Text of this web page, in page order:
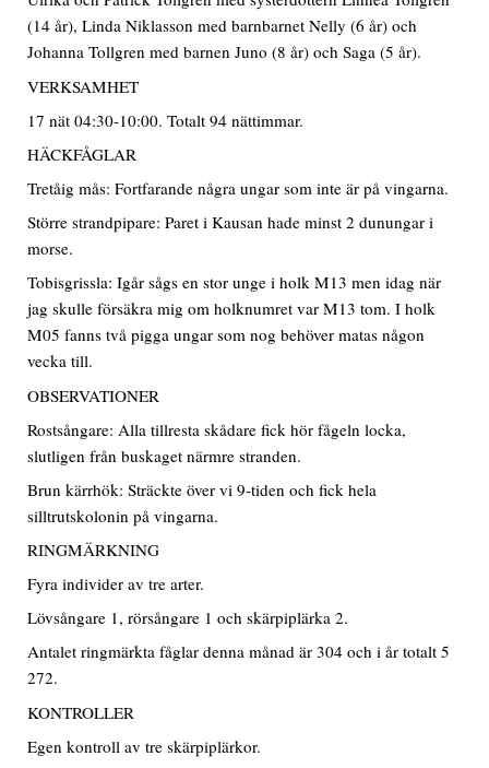
(14 år), Linda Niklasson med barnbarnet Nelly (6 år) och
Johanna Tollgren med barnen Juno (8 år) och Saga (5 år).
VERKSAMHET
17 nät 04:30-10:00. Totalt 94 nättimmar.
HÄCKFÅGLAR
Tretåig mås: Fortfarande några ungar som inte är på vingarna.
Större strandpipare: Paret i Kausan hade minst 2 dunungar i
morse.
Tobisgrissla: Igår sågs en stor unge i holk M13 men idag när
jag skulle försäkra mig om holknumret var M13 tom. I holk
M05 fanns två pigga ungar som nog behöver matas någon
vecka till.
OBSERVATIONER
Rostsångare: Alla tillresta skådare fick hör fågeln locka,
slutligen från buskaget närmre stranden.
Brun kärrhök: Sträckte över vi 9-tiden och fick hela
silltrutskolonin på vingarna.
RINGMÄRKNING
Fyra individer av tre arter.
Lövsångare 1, rörsångare 1 och skärpiplärka 2.
Antalet ringmärkta fåglar denna månad är 304 och i år totalt 5
272.
KONTROLLER
Egen kontroll av tre skärpiplärkor.